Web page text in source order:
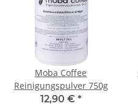
Moba Coffee
Reinigungspulver 750g
12,90 € *